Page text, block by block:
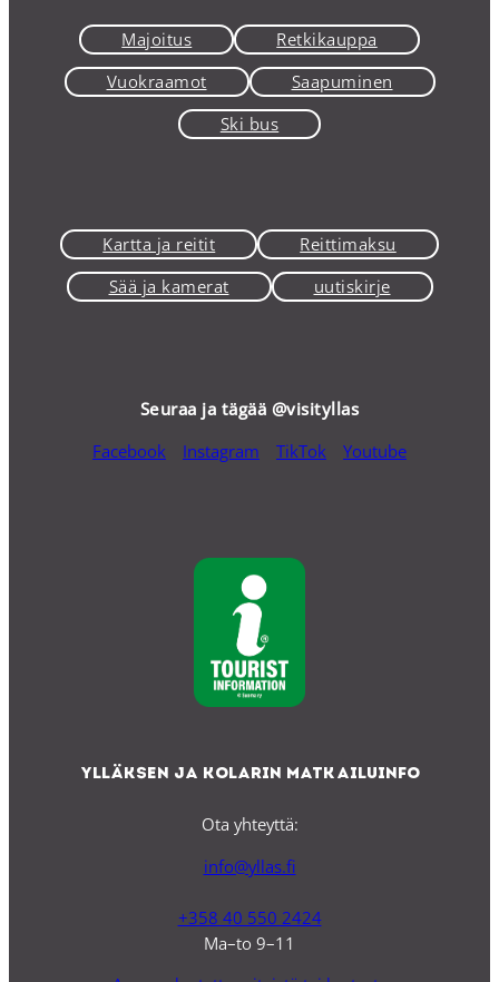
Majoitus
Retkikauppa
Vuokraamot
Saapuminen
Ski bus
Kartta ja reitit
Reittimaksu
Sää ja kamerat
uutiskirje
Seuraa ja tägää @visityllas
Facebook
Instagram TikTok Youtube
Ylläksen ja Kolarin matkailuinfo
Ota yhteyttä:
info@yllas.fi
+358 40 550 2424
Ma–to 9–11